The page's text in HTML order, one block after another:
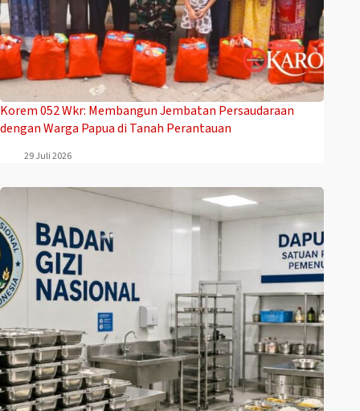
Korem 052 Wkr: Membangun Jembatan Persaudaraan
dengan Warga Papua di Tanah Perantauan
29 Juli 2026